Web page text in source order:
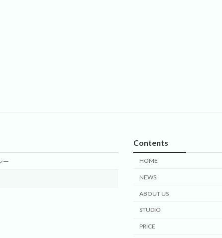
ー
Contents
HOME
NEWS
ABOUT US
STUDIO
PRICE